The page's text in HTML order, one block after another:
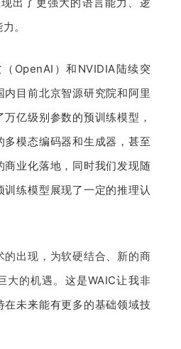
。
OpenAI）和NVIDIA陆续突
目前北京智源研究院和阿里
亿级别参数的预训练模型，
多模态编码器和生成器，甚至
商业化落地，同时我们发现随
练模型展现了一定的推理认
的出现，为软硬结合、新的商
大的机遇。 这是WAIC让我非
在未来能有更多的基础领域技